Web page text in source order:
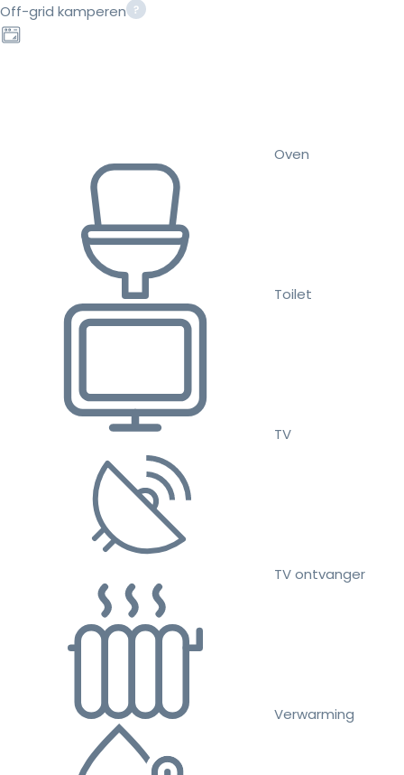
Off-grid kamperen
Oven
Toilet
TV
TV ontvanger
Verwarming